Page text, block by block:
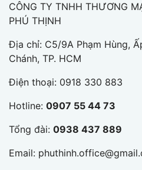
CÔNG TY TNHH THƯƠNG
PHÚ THỊNH
Địa chỉ: C5/9A Phạm Hùng,
Chánh, TP. HCM
Điện thoại: 0918 330 883
Hotline: 0907 55 44 73
Tổng đài: 0938 437 889
Email: